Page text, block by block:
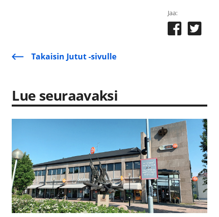
Jaa:
Takaisin Jutut -sivulle
Lue seuraavaksi